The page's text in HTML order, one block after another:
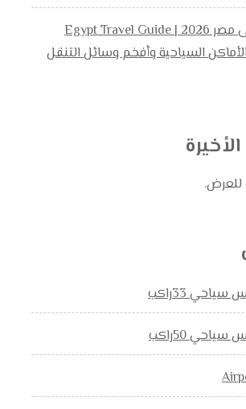
دليل السفر إلى مصر 2026 | Egypt Travel Guide
الأماكن السياحية وأفخم وسائل التنقل
للعرض.
33راكب
50راكب